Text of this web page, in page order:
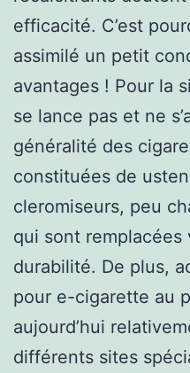
efficacité. C’est
assimilé un petit
avantages ! Pour la
se lance pas et ne
généralité des
constituées de
cleromiseurs, peu
qui sont
durabilité. De plus,
pour e-cigarette au
aujourd’hui
différents sites